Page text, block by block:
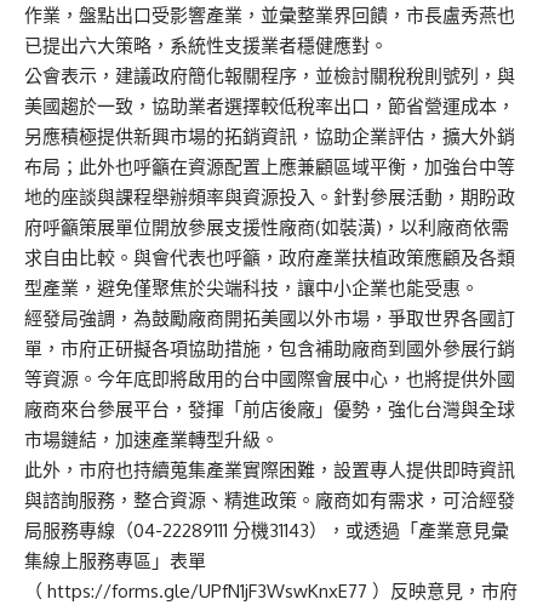
作業，盤點出口受影響產業，並彙整業界回饋，市長盧秀燕也
已提出六大策略，系統性支援業者穩健應對。
公會表示，建議政府簡化報關程序，並檢討關稅稅則號列，與
美國趨於一致，協助業者選擇較低稅率出口，節省營運成本，
另應積極提供新興市場的拓銷資訊，協助企業評估，擴大外銷
布局；此外也呼籲在資源配置上應兼顧區域平衡，加強台中等
地的座談與課程舉辦頻率與資源投入。針對參展活動，期盼政
府呼籲策展單位開放參展支援性廠商(如裝潢)，以利廠商依需
求自由比較。與會代表也呼籲，政府產業扶植政策應顧及各類
型產業，避免僅聚焦於尖端科技，讓中小企業也能受惠。
經發局強調，為鼓勵廠商開拓美國以外市場，爭取世界各國訂
單，市府正研擬各項協助措施，包含補助廠商到國外參展行銷
等資源。今年底即將啟用的台中國際會展中心，也將提供外國
廠商來台參展平台，發揮「前店後廠」優勢，強化台灣與全球
市場鏈結，加速產業轉型升級。
此外，市府也持續蒐集產業實際困難，設置專人提供即時資訊
與諮詢服務，整合資源、精進政策。廠商如有需求，可洽經發
局服務專線（04-22289111 分機31143），或透過「產業意見彙
集線上服務專區」表單
（ https://forms.gle/UPfN1jF3WswKnxE77 ）反映意見，市府